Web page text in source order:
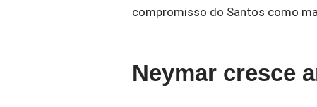
compromisso do Santos como
Neymar cresce